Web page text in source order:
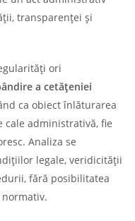
transparenței și
ori
a cetățeniei
ca obiect înlăturarea
administrativă, fie
Analiza se
legale, veridicității
fără posibilitatea